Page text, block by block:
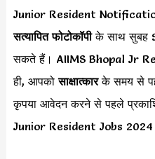
Junior Resident
सत्यापित फोटोकॉपीके साथ सुबह
सकते हैं। AIIMS Bhopal Jr
ही, आपकोसाक्षात्कारके समय से
कृपया आवेदन करने से पहले
Junior Resident Jobs